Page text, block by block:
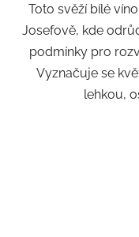
Toto svěží bílé
Josefově, kde
podmínky pro
Vyznačuje se
lehkou,